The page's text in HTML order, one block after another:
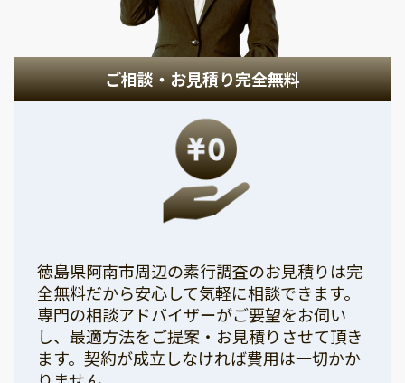
ご相談・お見積り完全無料
徳島県阿南市周辺の素行調査のお見積りは完
全無料だから安心して気軽に相談できます。
専門の相談アドバイザーがご要望をお伺い
し、最適方法をご提案・お見積りさせて頂き
ます。契約が成立しなければ費用は一切かか